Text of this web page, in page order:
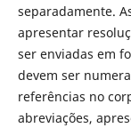
separadamente.
apresentar
ser enviadas em
devem ser
referências no
abreviações,